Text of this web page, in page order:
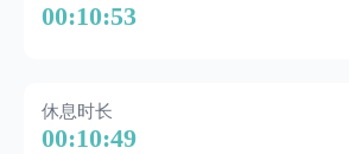
00:10:53
休息时长
00:10:49